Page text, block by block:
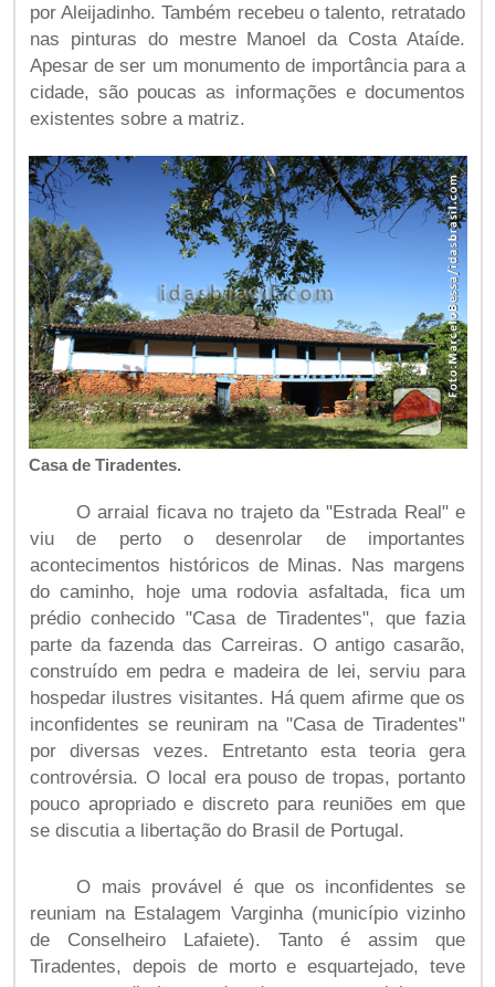
por Aleijadinho. Também recebeu o talento, retratado
nas pinturas do mestre Manoel da Costa Ataíde.
Apesar de ser um monumento de importância para a
cidade, são poucas as informações e documentos
existentes sobre a matriz.
Casa de Tiradentes.
O arraial ficava no trajeto da "Estrada Real" e
viu de perto o desenrolar de importantes
acontecimentos históricos de Minas. Nas margens
do caminho, hoje uma rodovia asfaltada, fica um
prédio conhecido "Casa de Tiradentes", que fazia
parte da fazenda das Carreiras. O antigo casarão,
construído em pedra e madeira de lei, serviu para
hospedar ilustres visitantes. Há quem afirme que os
inconfidentes se reuniram na "Casa de Tiradentes"
por diversas vezes. Entretanto esta teoria gera
controvérsia. O local era pouso de tropas, portanto
pouco apropriado e discreto para reuniões em que
se discutia a libertação do Brasil de Portugal.
O mais provável é que os inconfidentes se
reuniam na Estalagem Varginha (município vizinho
de Conselheiro Lafaiete). Tanto é assim que
Tiradentes, depois de morto e esquartejado, teve